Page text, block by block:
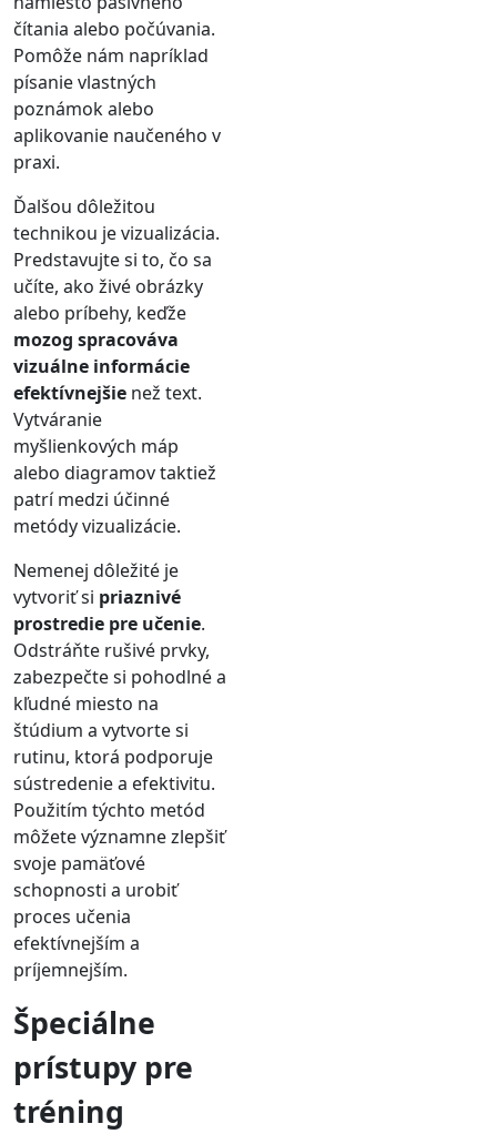
čítania alebo počúvania.
Pomôže nám napríklad
písanie vlastných
poznámok alebo
aplikovanie naučeného v
praxi.
Ďalšou dôležitou
technikou je vizualizácia.
Predstavujte si to, čo sa
učíte, ako živé obrázky
alebo príbehy, keďže
mozog spracováva
vizuálne informácie
efektívnejšie než text.
Vytváranie
myšlienkových máp
alebo diagramov taktiež
patrí medzi účinné
metódy vizualizácie.
Nemenej dôležité je
vytvoriť si priaznivé
prostredie pre učenie.
Odstráňte rušivé prvky,
zabezpečte si pohodlné a
kľudné miesto na
štúdium a vytvorte si
rutinu, ktorá podporuje
sústredenie a efektivitu.
Použitím týchto metód
môžete významne zlepšiť
svoje pamäťové
schopnosti a urobiť
proces učenia
efektívnejším a
príjemnejším.
Špeciálne
prístupy pre
tréning